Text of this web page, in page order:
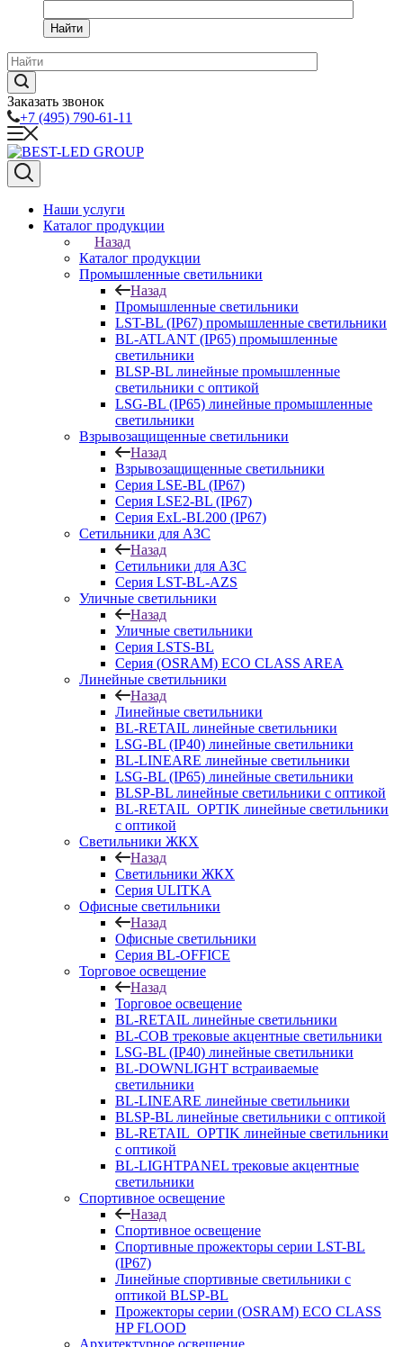
Найти
Заказать звонок
+7 (495) 790-61-11
Наши услуги
Каталог продукции
Назад
Каталог продукции
Промышленные светильники
Назад
Промышленные светильники
LST-BL (IP67) промышленные светильники
BL-ATLANT (IP65) промышленные
светильники
BLSP-BL линейные промышленные
светильники с оптикой
LSG-BL (IP65) линейные промышленные
светильники
Взрывозащищенные светильники
Назад
Взрывозащищенные светильники
Серия LSE-BL (IP67)
Серия LSE2-BL (IP67)
Серия ExL-BL200 (IP67)
Сетильники для АЗС
Назад
Сетильники для АЗС
Серия LST-BL-AZS
Уличные светильники
Назад
Уличные светильники
Серия LSTS-BL
Серия (ОSRAM) ECO CLASS AREA
Линейные светильники
Назад
Линейные светильники
BL-RETAIL линейные светильники
LSG-BL (IP40) линейные светильники
BL-LINEARE линейные светильники
LSG-BL (IP65) линейные светильники
BLSP-BL линейные светильники с оптикой
BL-RETAIL_OPTIK линейные светильники
с оптикой
Светильники ЖКХ
Назад
Светильники ЖКХ
Серия ULITKA
Офисные светильники
Назад
Офисные светильники
Серия BL-OFFICE
Торговое освещение
Назад
Торговое освещение
BL-RETAIL линейные светильники
BL-COB трековые акцентные светильники
LSG-BL (IP40) линейные светильники
BL-DOWNLIGHT встраиваемые
светильники
BL-LINEARE линейные светильники
BLSP-BL линейные светильники с оптикой
BL-RETAIL_OPTIK линейные светильники
с оптикой
BL-LIGHTPANEL трековые акцентные
светильники
Спортивное освещение
Назад
Спортивное освещение
Спортивные прожекторы серии LST-BL
(IP67)
Линейные спортивные светильники с
оптикой BLSP-BL
Прожекторы серии (OSRAM) ECO CLASS
HP FLOOD
Архитектурное освещение